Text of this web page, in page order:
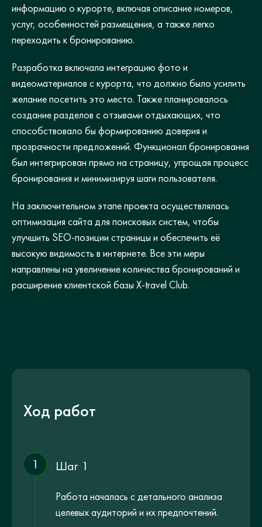
информацию о курорте, включая описание номеров,
услуг, особенностей размещения, а также легко
переходить к бронированию.
Разработка включала интеграцию фото и
видеоматериалов с курорта, что должно было усилить
желание посетить это место. Также планировалось
создание разделов с отзывами отдыхающих, что
способствовало бы формированию доверия и
прозрачности предложений. Функционал бронирования
был интегрирован прямо на страницу, упрощая процесс
бронирования и минимизируя шаги пользователя.
На заключительном этапе проекта осуществлялась
оптимизация сайта для поисковых систем, чтобы
улучшить SEO-позиции страницы и обеспечить её
высокую видимость в интернете. Все эти меры
направлены на увеличение количества бронирований и
расширение клиентской базы X-travel Club.
Ход работ
1 Шаг 1
Работа началась с детального анализа
целевых аудиторий и их предпочтений.